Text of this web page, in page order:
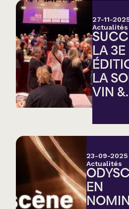
27-11-
Actualités
LA 3E
LA
VIN
23-09-2025
Actualités
EN